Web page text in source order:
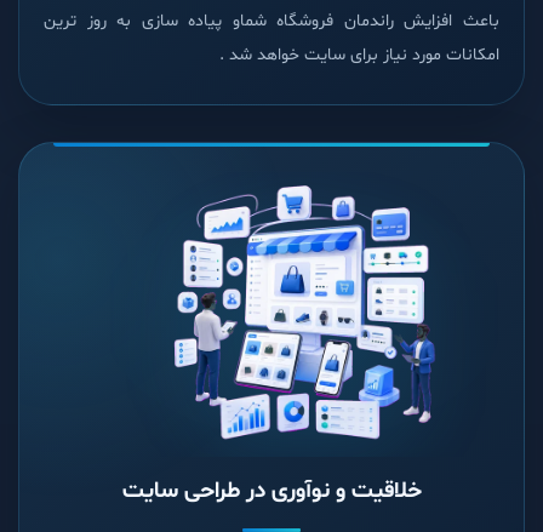
باعث افزایش راندمان فروشگاه شماو پیاده سازی به روز ترین
امکانات مورد نیاز برای سایت خواهد شد .
خلاقیت و نوآوری در طراحی سایت